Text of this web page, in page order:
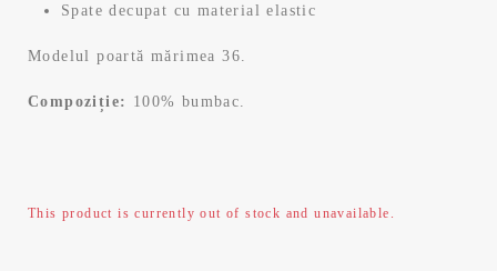
Spate decupat cu material elastic
Modelul poartă mărimea 36.
Compoziție: 100% bumbac.
This product is currently out of stock and unavailable.